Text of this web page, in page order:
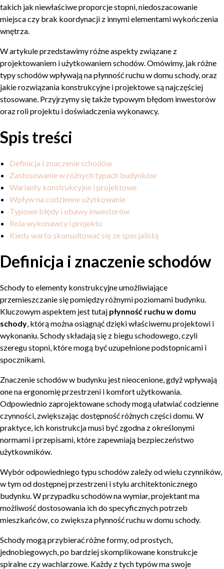
takich jak niewłaściwe proporcje stopni, niedoszacowanie
miejsca czy brak koordynacji z innymi elementami wykończenia
wnętrza.
W artykule przedstawimy różne aspekty związane z
projektowaniem i użytkowaniem schodów. Omówimy, jak różne
typy schodów wpływają na płynność ruchu w domu schody, oraz
jakie rozwiązania konstrukcyjne i projektowe są najczęściej
stosowane. Przyjrzymy się także typowym błędom inwestorów
oraz roli projektu i doświadczenia wykonawcy.
Spis treści
Definicja i znaczenie schodów
Zastosowanie w różnych typach budynków
Warianty konstrukcyjne i projektowe
Wpływ na codzienne użytkowanie
Typowe błędy i obawy inwestorów
Rola wykonawcy i projektu
Kiedy warto skonsultować się ze specjalistą
Definicja i znaczenie schodów
Schody to elementy konstrukcyjne umożliwiające
przemieszczanie się pomiędzy różnymi poziomami budynku.
Kluczowym aspektem jest tutaj płynność ruchu w domu
schody, którą można osiągnąć dzięki właściwemu projektowi i
wykonaniu. Schody składają się z biegu schodowego, czyli
szeregu stopni, które mogą być uzupełnione podstopnicami i
spocznikami.
Znaczenie schodów w budynku jest nieocenione, gdyż wpływają
one na ergonomię przestrzeni i komfort użytkowania.
Odpowiednio zaprojektowane schody mogą ułatwiać codzienne
czynności, zwiększając dostępność różnych części domu. W
praktyce, ich konstrukcja musi być zgodna z określonymi
normami i przepisami, które zapewniają bezpieczeństwo
użytkowników.
Wybór odpowiedniego typu schodów zależy od wielu czynników,
w tym od dostępnej przestrzeni i stylu architektonicznego
budynku. W przypadku schodów na wymiar, projektant ma
możliwość dostosowania ich do specyficznych potrzeb
mieszkańców, co zwiększa płynność ruchu w domu schody.
Schody mogą przybierać różne formy, od prostych,
jednobiegowych, po bardziej skomplikowane konstrukcje
spiralne czy wachlarzowe. Każdy z tych typów ma swoje